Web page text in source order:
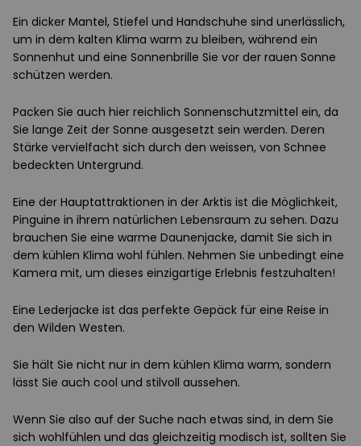
Ein dicker Mantel, Stiefel und Handschuhe sind unerlässlich,
um in dem kalten Klima warm zu bleiben, während ein
Sonnenhut und eine Sonnenbrille Sie vor der rauen Sonne
schützen werden.
Packen Sie auch hier reichlich Sonnenschutzmittel ein, da
Sie lange Zeit der Sonne ausgesetzt sein werden. Deren
Stärke vervielfacht sich durch den weissen, von Schnee
bedeckten Untergrund.
Eine der Hauptattraktionen in der Arktis ist die Möglichkeit,
Pinguine in ihrem natürlichen Lebensraum zu sehen. Dazu
brauchen Sie eine warme Daunenjacke, damit Sie sich in
dem kühlen Klima wohl fühlen. Nehmen Sie unbedingt eine
Kamera mit, um dieses einzigartige Erlebnis festzuhalten!
Eine Lederjacke ist das perfekte Gepäck für eine Reise in
den Wilden Westen.
Sie hält Sie nicht nur in dem kühlen Klima warm, sondern
lässt Sie auch cool und stilvoll aussehen.
Wenn Sie also auf der Suche nach etwas sind, in dem Sie
sich wohlfühlen und das gleichzeitig modisch ist, sollten Sie